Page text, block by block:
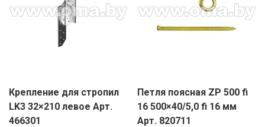
Крепление для стропил
LK3 32×210 левое Арт.
466301
Петля поясная ZP 500 fi
16 500×40/5,0 fi 16 мм
Арт. 820711